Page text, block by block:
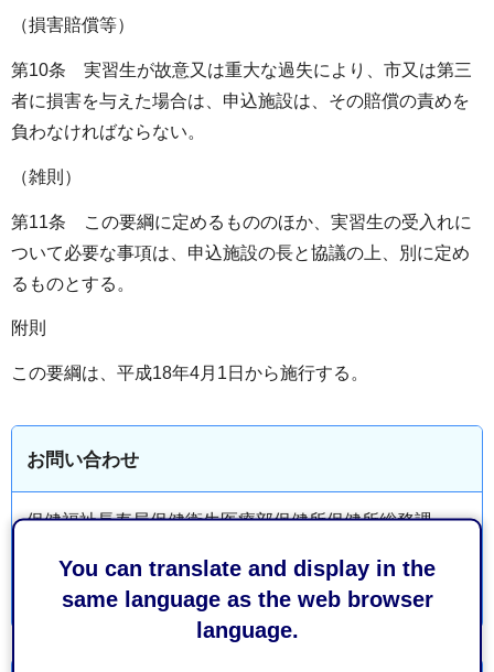
You can translate and display in the
same language as the web browser
language.
（損害賠償等）
第10条 実習生が故意又は重大な過失により、市又は第三
者に損害を与えた場合は、申込施設は、その賠償の責めを
負わなければならない。
（雑則）
第11条 この要綱に定めるもののほか、実習生の受入れに
ついて必要な事項は、申込施設の長と協議の上、別に定め
るものとする。
附則
この要綱は、平成18年4月1日から施行する。
お問い合わせ
保健福祉長寿局保健衛生医療部保健所保健所総務課